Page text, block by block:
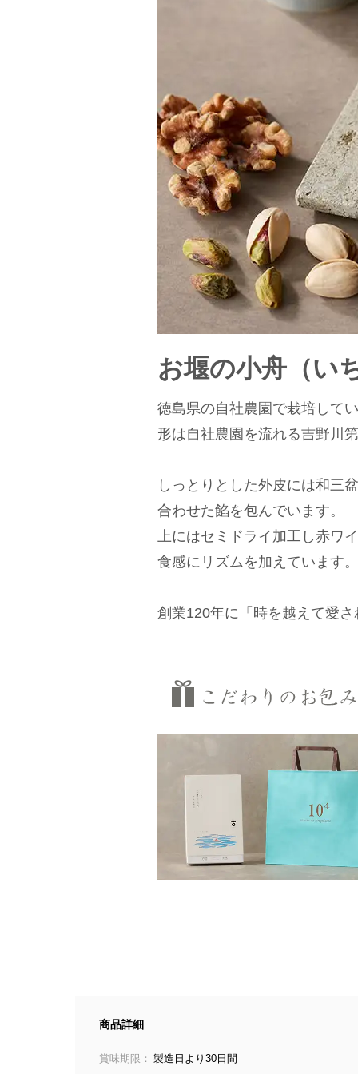
お堰の小舟（い
徳島県の自社農園で栽培して
形は自社農園を流れる吉野川
しっとりとした外皮には和三
合わせた餡を包んでいます。
上にはセミドライ加工し赤ワ
食感にリズムを加えています。
創業120年に「時を越えて愛
商品詳細
賞味期限： 製造日より30日間